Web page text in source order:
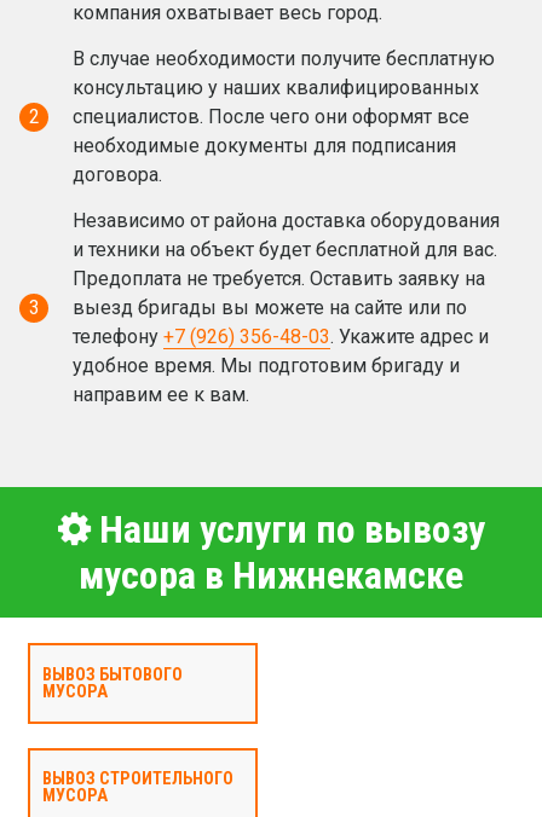
компания охватывает весь город.
2
В случае необходимости получите бесплатную
консультацию у наших квалифицированных
специалистов. После чего они оформят все
необходимые документы для подписания
договора.
3
Независимо от района доставка оборудования
и техники на объект будет бесплатной для вас.
Предоплата не требуется. Оставить заявку на
выезд бригады вы можете на сайте или по
телефону +7 (926) 356-48-03. Укажите адрес и
удобное время. Мы подготовим бригаду и
направим ее к вам.
Наши услуги по вывозу
мусора в Нижнекамске
ВЫВОЗ БЫТОВОГО
МУСОРА
ВЫВОЗ СТРОИТЕЛЬНОГО
МУСОРА